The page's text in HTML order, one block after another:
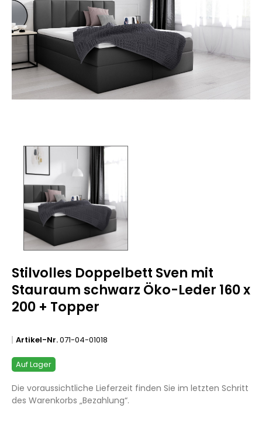
Stilvolles Doppelbett Sven mit
Stauraum schwarz Öko-Leder 160 x
200 + Topper
Artikel-Nr.071-04-01018
Auf Lager
Die voraussichtliche Lieferzeit finden Sie im letzten Schritt
des Warenkorbs „Bezahlung“.